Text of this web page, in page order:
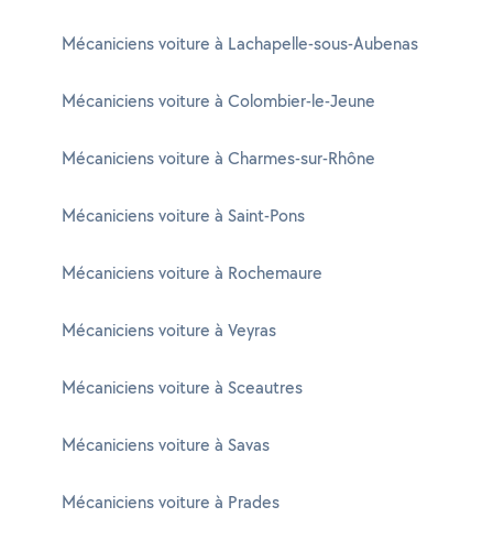
Mécaniciens voiture à Lachapelle-sous-Aubenas
Mécaniciens voiture à Colombier-le-Jeune
Mécaniciens voiture à Charmes-sur-Rhône
Mécaniciens voiture à Saint-Pons
Mécaniciens voiture à Rochemaure
Mécaniciens voiture à Veyras
Mécaniciens voiture à Sceautres
Mécaniciens voiture à Savas
Mécaniciens voiture à Prades